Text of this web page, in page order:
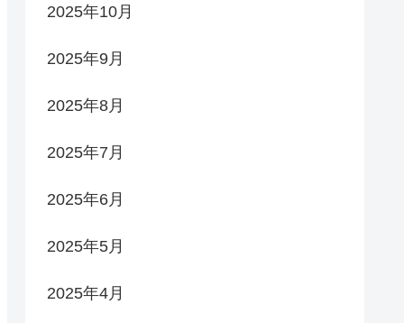
2025年10月
2025年9月
2025年8月
2025年7月
2025年6月
2025年5月
2025年4月